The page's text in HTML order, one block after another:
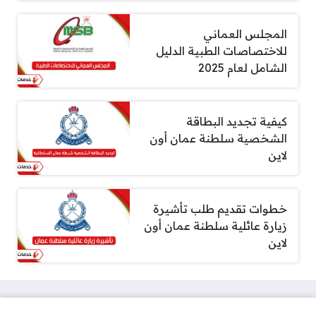
المجلس العماني
للاختصاصات الطبية الدليل
الشامل لعام 2025
كيفية تجديد البطاقة
الشخصية سلطنة عمان أون
لاين
خطوات تقديم طلب تأشيرة
زيارة عائلية سلطنة عمان أون
لاين